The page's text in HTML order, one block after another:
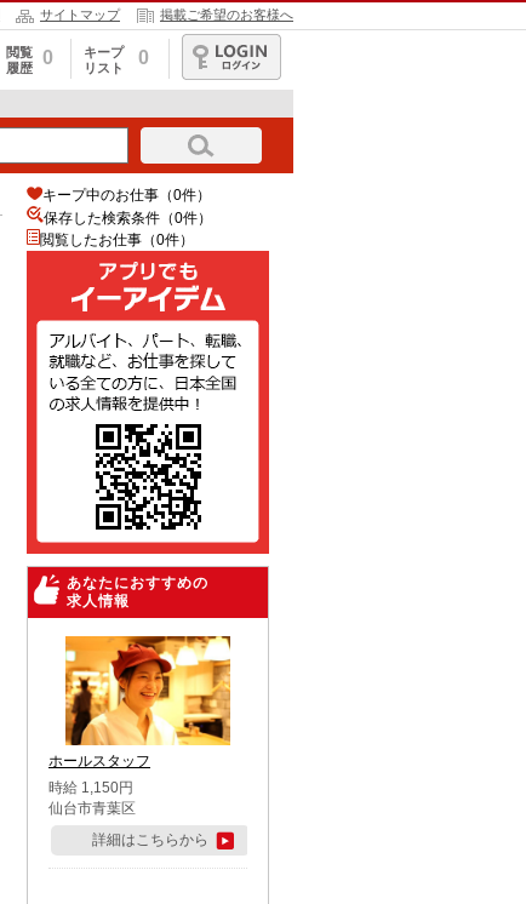
サイトマップ 掲載ご希望のお客様へ
閲覧
履歴
0
キープ
リスト
0
ログイン
キープ中のお仕事（0件）
保存した検索条件（0件）
閲覧したお仕事（0件）
あなたにおすすめの
求人情報
ホールスタッフ
時給 1,150円
仙台市青葉区
詳細はこちらから